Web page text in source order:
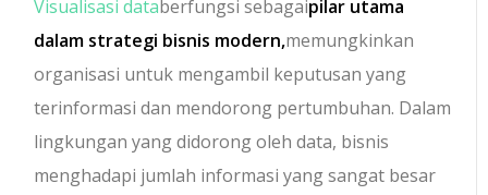
Visualisasi databerfungsi sebagaipilar utama
dalam strategi bisnis modern,memungkinkan
organisasi untuk mengambil keputusan yang
terinformasi dan mendorong pertumbuhan. Dalam
lingkungan yang didorong oleh data, bisnis
menghadapi jumlah informasi yang sangat besar